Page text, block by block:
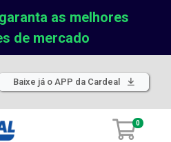
as melhores
de mercado
Baixe já o APP da Cardeal
0